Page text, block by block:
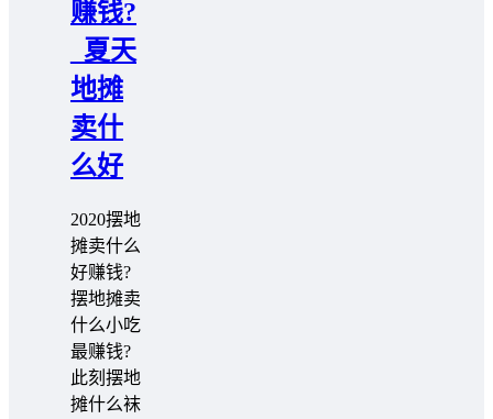
赚钱?
_夏天
地摊
卖什
么好
2020摆地
摊卖什么
好赚钱?
摆地摊卖
什么小吃
最赚钱?
此刻摆地
摊什么袜